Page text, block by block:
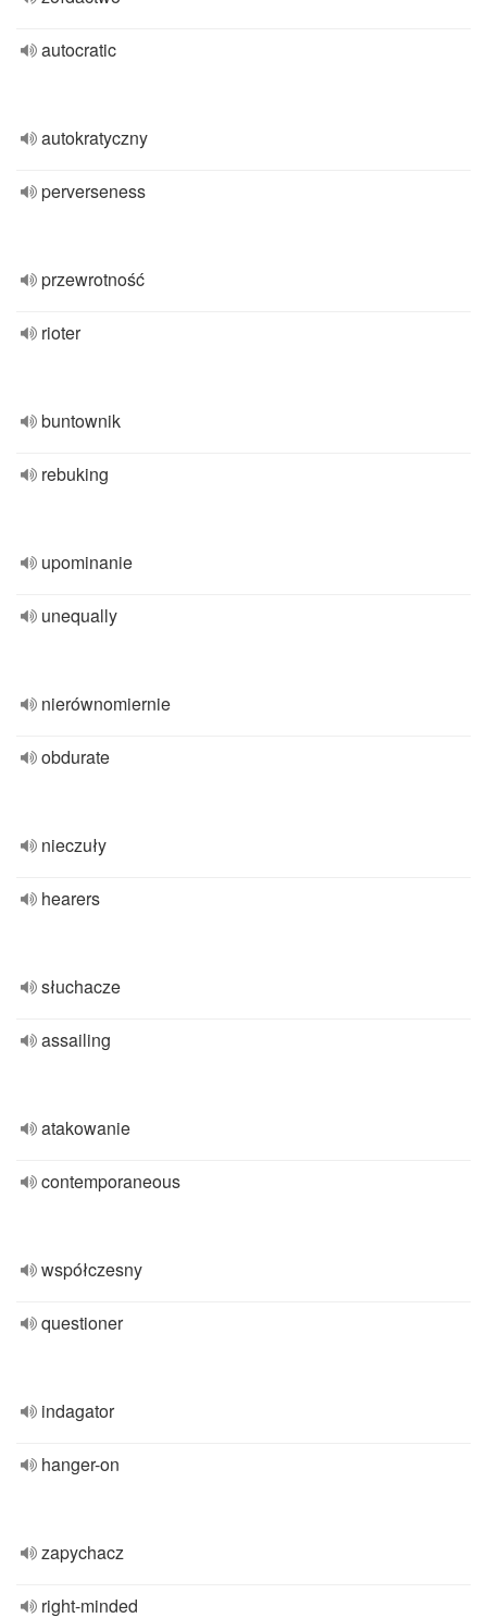
autocratic
autokratyczny
perverseness
przewrotność
rioter
buntownik
rebuking
upominanie
unequally
nierównomiernie
obdurate
nieczuły
hearers
słuchacze
assailing
atakowanie
contemporaneous
współczesny
questioner
indagator
hanger-on
zapychacz
right-minded